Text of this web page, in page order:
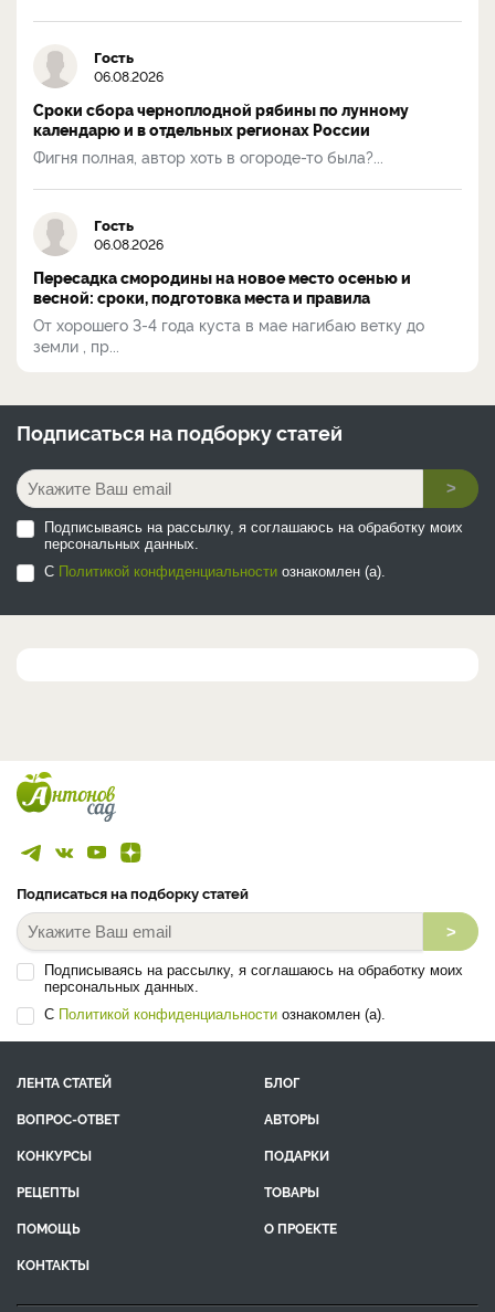
Гость
06.08.2026
Сроки сбора черноплодной рябины по лунному
календарю и в отдельных регионах России
Фигня полная, автор хоть в огороде-то была?...
Гость
06.08.2026
Пересадка смородины на новое место осенью и
весной: сроки, подготовка места и правила
От хорошего 3-4 года куста в мае нагибаю ветку до
земли , пр...
Подписаться на подборку статей
>
Подписываясь на рассылку, я соглашаюсь на обработку моих
персональных данных.
С Политикой конфиденциальности ознакомлен (а).
Подписаться на подборку статей
>
Подписываясь на рассылку, я соглашаюсь на обработку моих
персональных данных.
С Политикой конфиденциальности ознакомлен (а).
ЛЕНТА СТАТЕЙ
БЛОГ
ВОПРОС-ОТВЕТ
АВТОРЫ
КОНКУРСЫ
ПОДАРКИ
РЕЦЕПТЫ
ТОВАРЫ
ПОМОЩЬ
О ПРОЕКТЕ
КОНТАКТЫ